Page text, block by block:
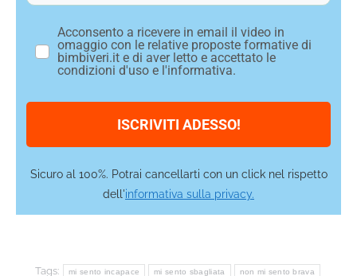
Acconsento a ricevere in email il video in
omaggio con le relative proposte formative di
bimbiveri.it e di aver letto e accettato le
condizioni d'uso e l'informativa.
ISCRIVITI ADESSO!
Sicuro al 100%. Potrai cancellarti con un click nel rispetto
dell'informativa sulla privacy.
Tags: mi sento incapace mi sento sbagliata non mi sento brava